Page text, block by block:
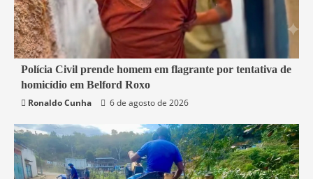
2 min read
Belford Roxo
Segurança
Polícia Civil prende homem em flagrante por tentativa de
homicídio em Belford Roxo
Ronaldo Cunha
6 de agosto de 2026